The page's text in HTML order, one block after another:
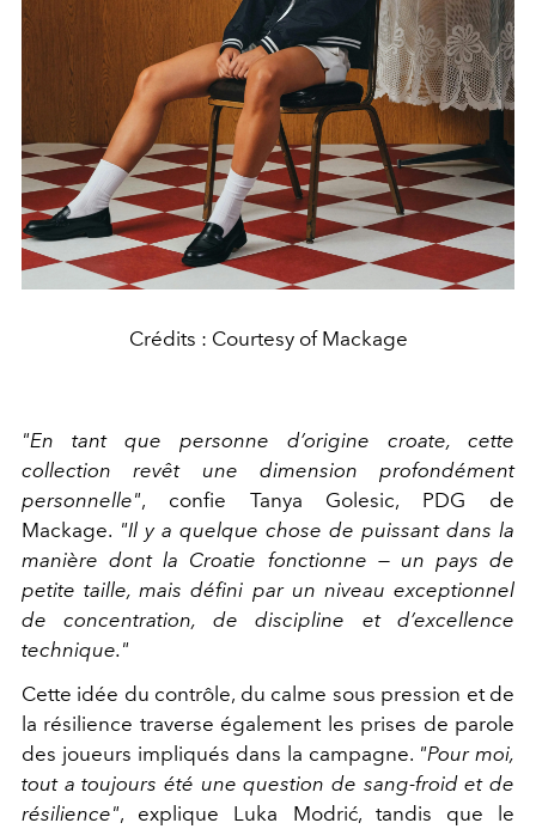
Crédits : Courtesy of Mackage
"En tant que personne d’origine croate, cette
collection revêt une dimension profondément
personnelle", confie Tanya Golesic, PDG de
Mackage. "Il y a quelque chose de puissant dans la
manière dont la Croatie fonctionne — un pays de
petite taille, mais défini par un niveau exceptionnel
de concentration, de discipline et d’excellence
technique."
Cette idée du contrôle, du calme sous pression et de
la résilience traverse également les prises de parole
des joueurs impliqués dans la campagne. "Pour moi,
tout a toujours été une question de sang-froid et de
résilience", explique Luka Modrić, tandis que le